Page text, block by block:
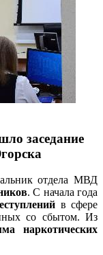
заседание
отдела МВД
. С начала года
в сфере
со сбытом. Из
наркотических